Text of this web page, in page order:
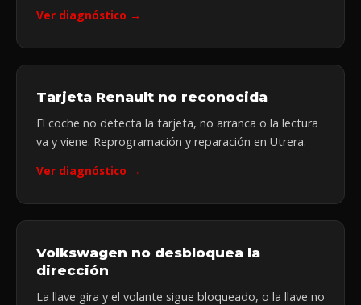
Ver diagnóstico →
Tarjeta Renault no reconocida
El coche no detecta la tarjeta, no arranca o la lectura
va y viene. Reprogramación y reparación en Utrera.
Ver diagnóstico →
Volkswagen no desbloquea la
dirección
La llave gira y el volante sigue bloqueado, o la llave no